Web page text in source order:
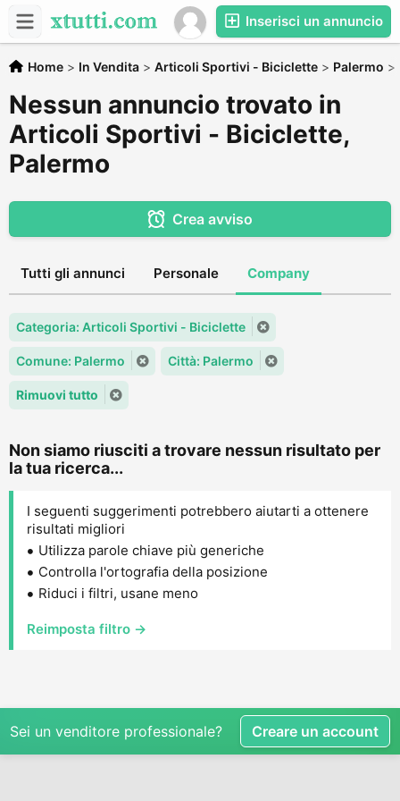
Inserisci un annuncio
Home > In Vendita > Articoli Sportivi - Biciclette > Palermo >
Nessun annuncio trovato in
Articoli Sportivi - Biciclette,
Palermo
Crea avviso
Tutti gli annunci Personale Company
Categoria: Articoli Sportivi - Biciclette
Comune: Palermo Città: Palermo
Rimuovi tutto
Non siamo riusciti a trovare nessun risultato per
la tua ricerca...
I seguenti suggerimenti potrebbero aiutarti a ottenere
risultati migliori
Utilizza parole chiave più generiche
Controlla l'ortografia della posizione
Riduci i filtri, usane meno
Reimposta filtro →
Sei un venditore professionale? Creare un account